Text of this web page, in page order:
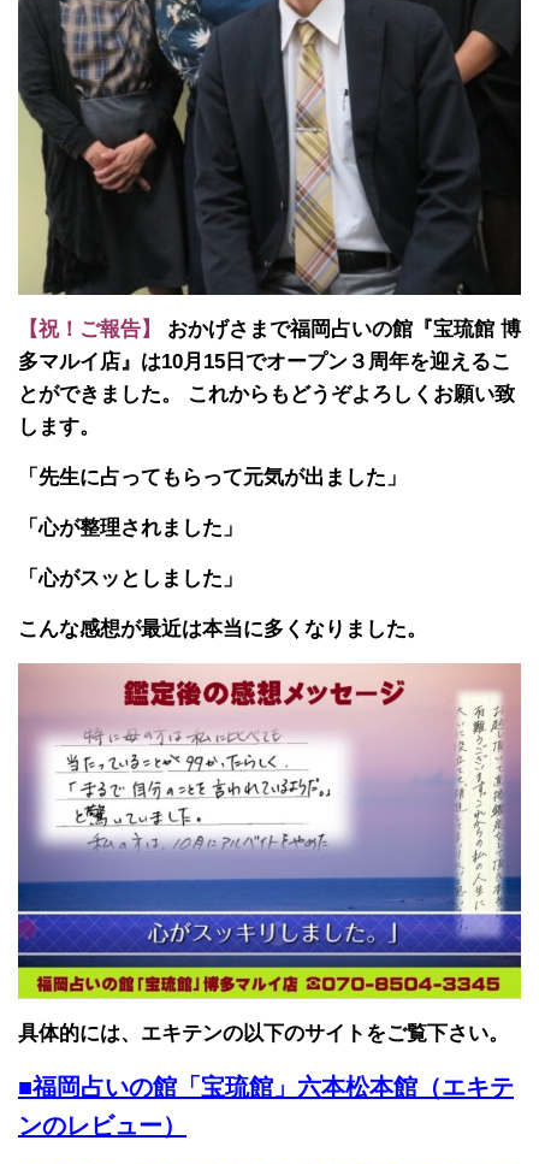
【祝！ご報告】
おかげさまで福岡占いの館『宝琉館 博
多マルイ店』は10月15日でオープン３周年を迎えるこ
とができました。 これからもどうぞよろしくお願い致
します。
「先生に占ってもらって元気が出ました」
「心が整理されました」
「心がスッとしました」
こんな感想が最近は本当に多くなりました。
具体的には、エキテンの以下のサイトをご覧下さい。
■福岡占いの館「宝琉館」六本松本館（エキテ
ンのレビュー）